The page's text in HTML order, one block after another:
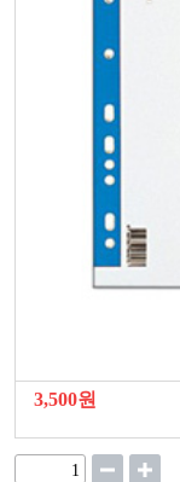
3,500원